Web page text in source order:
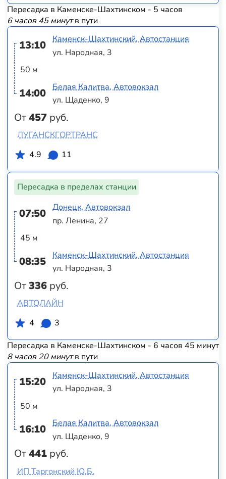
Пересадка в Каменске-Шахтинском - 5 часов
6 часов 45 минутв пути
13:10
50 м
14:00
От457 руб.
Каменск-Шахтинский, Автостанция
ул. Народная, 3
Белая Калитва, Автовокзал
ул. Щаденко, 9
ЛУГАНСКГОРТРАНС
4.9
11
Пересадка в пределах станции
07:50
45 м
08:35
От336 руб.
Донецк, Автовокзал
пр. Ленина, 27
Каменск-Шахтинский, Автостанция
ул. Народная, 3
АВТОЛАЙН
4
3
Пересадка в Каменске-Шахтинском - 6 часов 45 минут
8 часов 20 минутв пути
15:20
50 м
16:10
От441 руб.
Каменск-Шахтинский, Автостанция
ул. Народная, 3
Белая Калитва, Автовокзал
ул. Щаденко, 9
ИП Таргонский Ю.Б.